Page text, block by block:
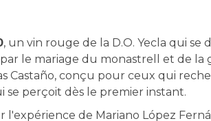
, un vin rouge de la D.O. Yecla qui
le mariage du monastrell et de la
Castaño, conçu pour ceux qui
perçoit dès le premier instant.
l'expérience de Mariano López